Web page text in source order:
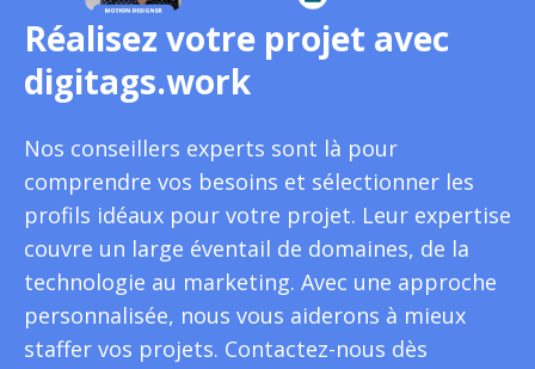
Réalisez votre projet avec
digitags.work
Nos conseillers experts sont là pour
comprendre vos besoins et sélectionner les
profils idéaux pour votre projet. Leur expertise
couvre un large éventail de domaines, de la
technologie au marketing. Avec une approche
personnalisée, nous vous aiderons à mieux
staffer vos projets. Contactez-nous dès